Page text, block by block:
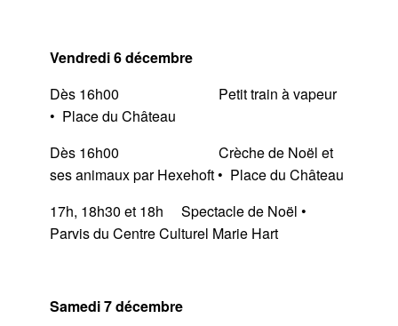
Vendredi 6 décembre
Dès 16h00 Petit train à vapeur
• Place du Château
Dès 16h00 Crèche de Noël et
ses animaux par Hexehoft • Place du Château
17h, 18h30 et 18h Spectacle de Noël •
Parvis du Centre Culturel Marie Hart
Samedi 7 décembre